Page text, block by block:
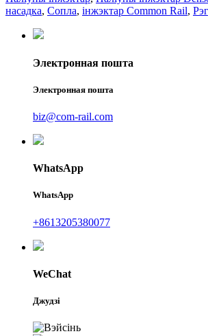
насадка, Сопла, інжэктар Common Rail,
Электронная пошта
Электронная пошта
biz@com-rail.com
WhatsApp
WhatsApp
+8613205380077
WeChat
Джудзі